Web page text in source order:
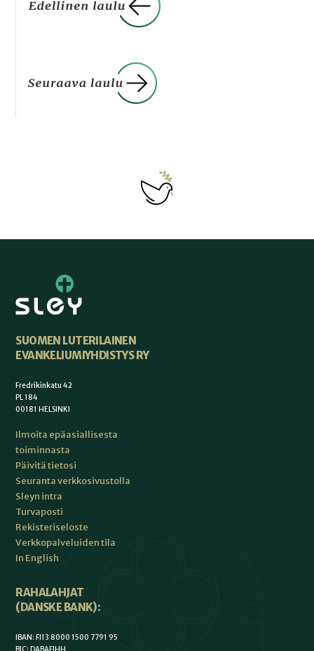
SUOMEN LUTERILAINEN
EVANKELIUMIYHDISTYS RY
Fredrikinkatu 42
PL 184
00181 HELSINKI
Ilmoita epäasiallisesta
toiminnasta
Päivitä tietosi
Seuranta verkkosivustolla
Sleyn intra
Turvaposti
Rekisteriseloste
Verkkopalveluiden tila
In English
RAHALAHJAT
(DANSKE BANK):
IBAN: FI13 8000 1500 7791 95